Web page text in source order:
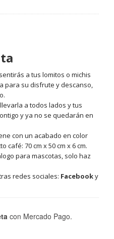
a tus lomitos o michis
para su disfrute y descanso,
a todos lados y tus
y ya no se quedarán en
con un acabado en color
café: 70 cm x 50 cm x 6 cm.
para mascotas, solo haz
redes sociales: Facebooky
con Mercado Pago.